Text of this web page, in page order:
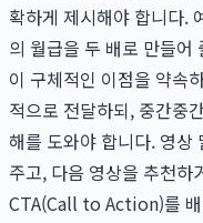
확하게 제시해야 합니다.
의 월급을 두 배로 만들
이 구체적인 이점을 약속
적으로 전달하되, 중간중
해를 도와야 합니다. 영상
주고, 다음 영상을 추천하
CTA(Call to Action)를 배